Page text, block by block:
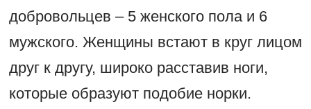
добровольцев – 5 женского пола и 6
мужского. Женщины встают в круг лицом
друг к другу, широко расставив ноги,
которые образуют подобие норки.